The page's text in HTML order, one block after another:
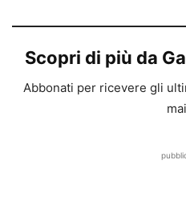
Scopri di più da
Abbonati per ricevere gli